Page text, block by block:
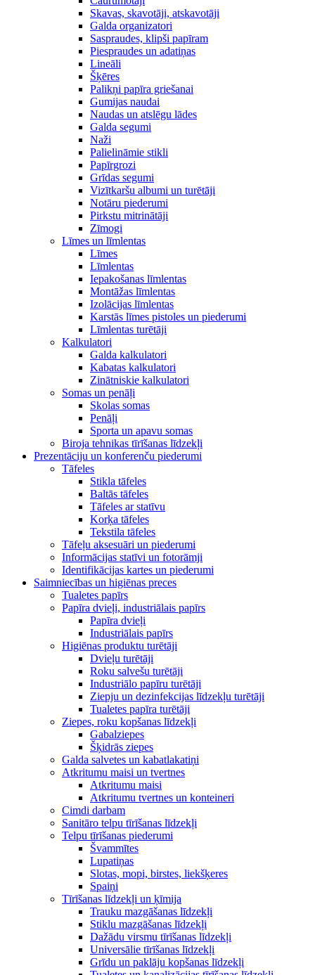
Skavas, skavotāji, atskavotāji
Galda organizatori
Saspraudes, klipši papīram
Piespraudes un adatiņas
Lineāli
Šķēres
Palikņi papīra griešanai
Gumijas naudai
Naudas un atslēgu lādes
Galda segumi
Naži
Palielināmie stikli
Papīrgrozi
Grīdas segumi
Vizītkaršu albumi un turētāji
Notāru piederumi
Pirkstu mitrinātāji
Zīmogi
Līmes un līmlentas
Līmes
Līmlentas
Iepakošanas līmlentas
Montāžas līmlentas
Izolācijas līmlentas
Karstās līmes pistoles un piederumi
Līmlentas turētāji
Kalkulatori
Galda kalkulatori
Kabatas kalkulatori
Zinātniskie kalkulatori
Somas un penāļi
Skolas somas
Penāļi
Sporta un apavu somas
Biroja tehnikas tīrīšanas līdzekļi
Prezentāciju un konferenču piederumi
Tāfeles
Stikla tāfeles
Baltās tāfeles
Tāfeles ar statīvu
Korķa tāfeles
Tekstila tāfeles
Tāfeļu aksesuāri un piederumi
Informācijas statīvi un fotorāmji
Identifikācijas kartes un piederumi
Saimniecības un higiēnas preces
Tualetes papīrs
Papīra dvieļi, industriālais papīrs
Papīra dvieļi
Industriālais papīrs
Higiēnas produktu turētāji
Dvieļu turētāji
Roku salvešu turētāji
Industriālo papīru turētāji
Ziepju un dezinfekcijas līdzekļu turētāji
Tualetes papīra turētāji
Ziepes, roku kopšanas līdzekļi
Gabalziepes
Šķidrās ziepes
Galda salvetes un kabatlakatiņi
Atkritumu maisi un tvertnes
Atkritumu maisi
Atkritumu tvertnes un konteineri
Cimdi darbam
Sanitāro telpu tīrīšanas līdzekļi
Telpu tīrīšanas piederumi
Švammītes
Lupatiņas
Slotas, mopi, birstes, liekšķeres
Spaiņi
Tīrīšanas līdzekļi un ķīmija
Trauku mazgāšanas līdzekļi
Stiklu mazgāšanas līdzekļi
Dažādu virsmu tīrīšanas līdzekļi
Universālie tīrīšanas līdzekļi
Grīdu un paklāju kopšanas līdzekļi